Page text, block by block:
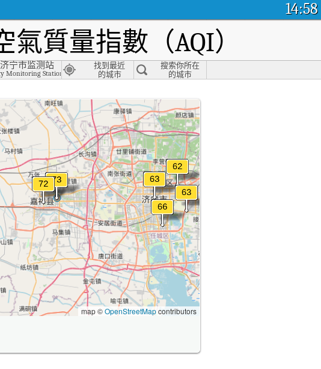
14:58
質量指數（AQI）
济宁市监测站
Monitoring Station, Jining
找到最近
的城市
搜索你所在
的城市
map ©OpenStreetMapcontributors